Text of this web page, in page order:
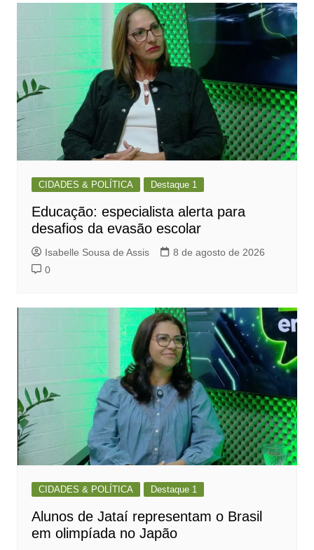
CIDADES & POLÍTICA Destaque 1
Educação: especialista alerta para
desafios da evasão escolar
Isabelle Sousa de Assis
8 de agosto de 2026
0
CIDADES & POLÍTICA Destaque 1
Alunos de Jataí representam o Brasil
em olimpíada no Japão